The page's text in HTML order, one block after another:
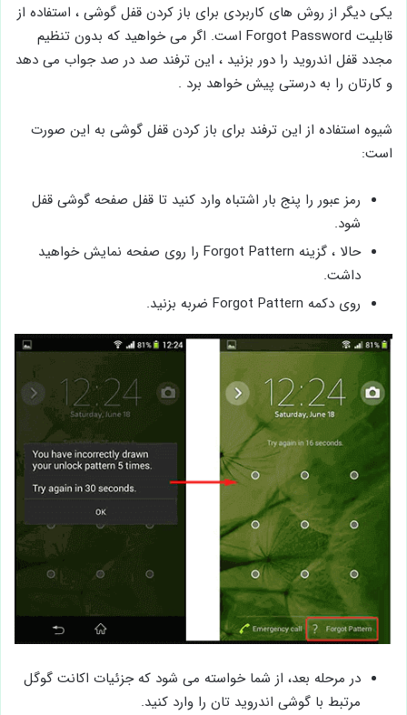
یکی دیگر از روش ‌های کاربردی برای باز کردن قفل گوشی ، استفاده از
قابلیت Forgot Password است. اگر می ‌خواهید که بدون تنظیم
مجدد قفل اندروید را دور بزنید ، این ترفند صد در صد جواب می دهد
و کارتان را به درستی پیش خواهد برد .
شیوه استفاده از این ترفند برای باز کردن قفل گوشی به این صورت
است:
رمز عبور را پنج بار اشتباه وارد کنید تا قفل صفحه گوشی قفل
شود.
حالا ، گزینه Forgot Pattern را روی صفحه نمایش خواهید
داشت.
روی دکمه Forgot Pattern ضربه بزنید.
در مرحله بعد، از شما خواسته می شود که جزئیات اکانت گوگل
مرتبط با گوشی اندروید تان را وارد کنید.